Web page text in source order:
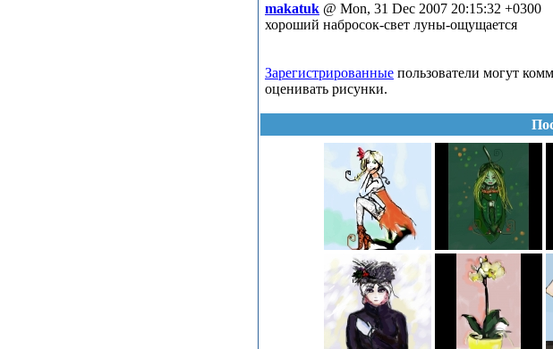
makatuk @ Mon, 31 Dec 2007 20:15:32 +0300
хороший набросок-свет луны-ощущается
Зарегистрированные пользователи могут
оценивать рисунки.